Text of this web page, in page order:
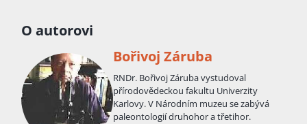
O autorovi
Bořivoj Záruba
RNDr. Bořivoj Záruba vystudoval
přírodovědeckou fakultu Univerzity
Karlovy. V Národním muzeu se zabývá
paleontologií druhohor a třetihor.